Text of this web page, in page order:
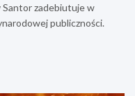
Santor zadebiutuje w
publiczności.